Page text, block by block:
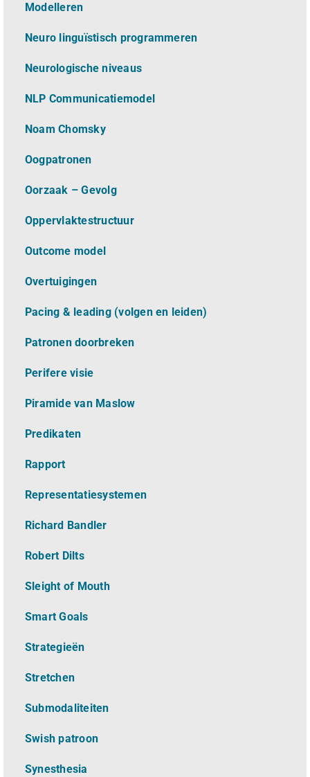
Modelleren
Neuro linguïstisch programmeren
Neurologische niveaus
NLP Communicatiemodel
Noam Chomsky
Oogpatronen
Oorzaak – Gevolg
Oppervlaktestructuur
Outcome model
Overtuigingen
Pacing & leading (volgen en leiden)
Patronen doorbreken
Perifere visie
Piramide van Maslow
Predikaten
Rapport
Representatiesystemen
Richard Bandler
Robert Dilts
Sleight of Mouth
Smart Goals
Strategieën
Stretchen
Submodaliteiten
Swish patroon
Synesthesia